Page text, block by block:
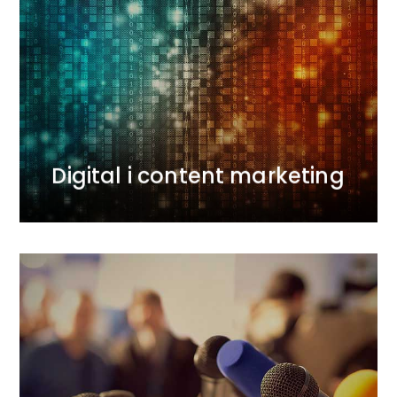
Digital i content marketing
Wykorzystując marketing treści prowadzimy
działania zarówno sprzedażowe i wizerunkowe.
Łączymy doświadczenie agencji interaktywnej,
content marketingowej i PR. W trakcie kampanii
mierzymy efekty i optymalizujemy działania.
Dostarczamy wyniki.
WIĘCEJ
Public relations i social
media
Dbamy o zaufanie do marek klientów i ich dobre